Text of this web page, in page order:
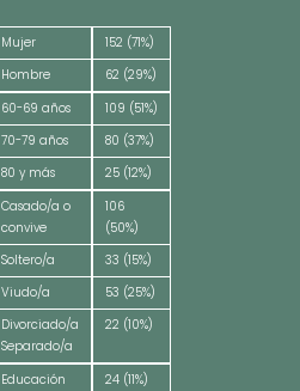
Mujer
Hombre
152 (71%)
62 (29%)
60-69 años
70-79 años
80 y más
109 (51%)
80 (37%)
25 (12%)
Casado/a o
convive
Soltero/a
Viudo/a
Divorciado/a
Separado/a
106
(50%)
33 (15%)
53 (25%)
22 (10%)
Educación
24 (11%)